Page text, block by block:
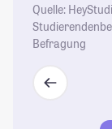
Quelle:
Befragung